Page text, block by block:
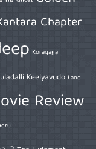
Chapter
Koragajja
Keelyavudo Land
Review